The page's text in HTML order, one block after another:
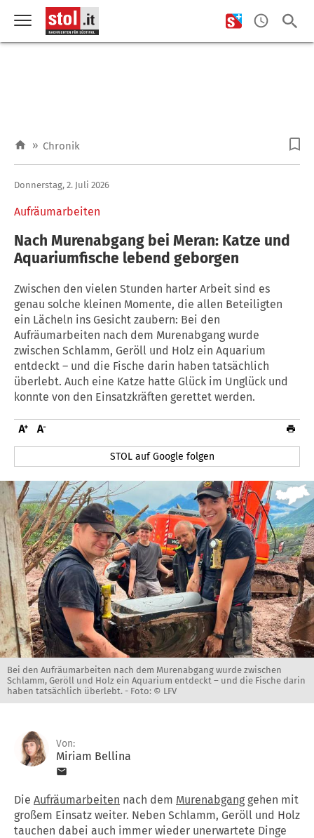
» Chronik
Aufräumarbeiten
Donnerstag, 2. Juli 2026
Nach Murenabgang bei Meran: Katze und
Aquariumfische lebend geborgen
Zwischen den vielen Stunden harter Arbeit sind es
genau solche kleinen Momente, die allen Beteiligten
ein Lächeln ins Gesicht zaubern: Bei den
Aufräumarbeiten nach dem Murenabgang wurde
zwischen Schlamm, Geröll und Holz ein Aquarium
entdeckt – und die Fische darin haben tatsächlich
überlebt. Auch eine Katze hatte Glück im Unglück und
konnte von den Einsatzkräften gerettet werden.
STOL auf Google folgen
Bei den Aufräumarbeiten nach dem Murenabgang wurde zwischen
Schlamm, Geröll und Holz ein Aquarium entdeckt – und die Fische darin
haben tatsächlich überlebt. - Foto: © LFV
Von:
Miriam Bellina
Die Aufräumarbeiten nach dem Murenabganggehen mit
großem Einsatz weiter. Neben Schlamm, Geröll und Holz
tauchen dabei auch immer wieder unerwartete Dinge